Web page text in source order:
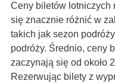
Ceny biletów lotniczych
się znacznie różnić w
takich jak sezon
podróży. Średnio, ceny
zaczynają się od około
Rezerwując bilety z